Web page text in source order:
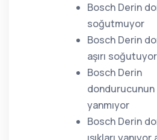
Bosch Derin
soğutmuyor
Bosch Derin
aşırı soğutuyor
Bosch Derin
dondurucunun
yanmıyor
Bosch Derin